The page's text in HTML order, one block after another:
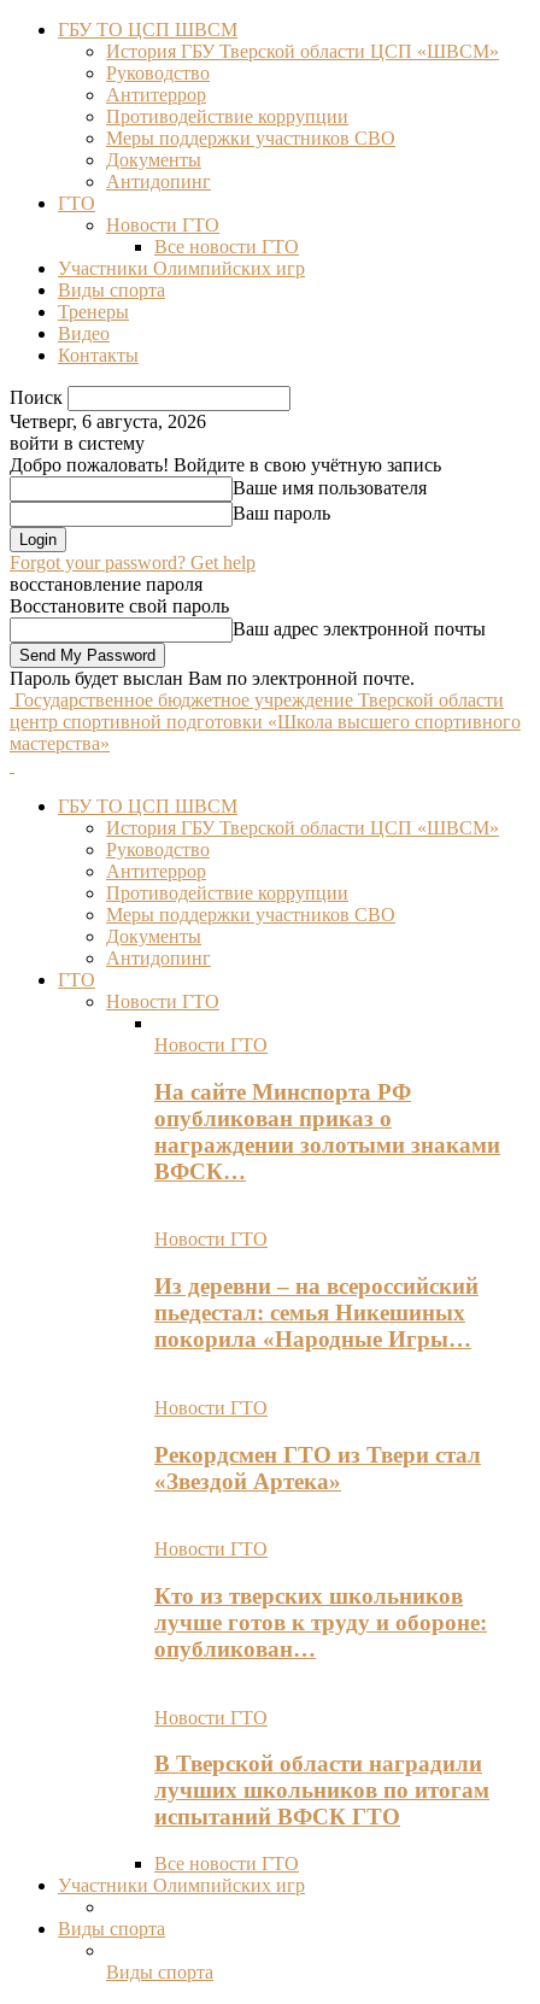
ГБУ ТО ЦСП ШВСМ
История ГБУ Тверской области ЦСП «ШВСМ»
Руководство
Антитеррор
Противодействие коррупции
Меры поддержки участников СВО
Документы
Антидопинг
ГТО
Новости ГТО
Все новости ГТО
Участники Олимпийских игр
Виды спорта
Тренеры
Видео
Контакты
Поиск
Четверг, 6 августа, 2026
войти в систему
Добро пожаловать! Войдите в свою учётную запись
Ваше имя пользователя
Ваш пароль
Forgot your password? Get help
восстановление пароля
Восстановите свой пароль
Ваш адрес электронной почты
Пароль будет выслан Вам по электронной почте.
Государственное бюджетное учреждение Тверской области
центр спортивной подготовки «Школа высшего спортивного
мастерства»
ГБУ ТО ЦСП ШВСМ
История ГБУ Тверской области ЦСП «ШВСМ»
Руководство
Антитеррор
Противодействие коррупции
Меры поддержки участников СВО
Документы
Антидопинг
ГТО
Новости ГТО
Новости ГТО
На сайте Минспорта РФ
опубликован приказ о
награждении золотыми знаками
ВФСК…
Новости ГТО
Из деревни – на всероссийский
пьедестал: семья Никешиных
покорила «Народные Игры…
Новости ГТО
Рекордсмен ГТО из Твери стал
«Звездой Артека»
Новости ГТО
Кто из тверских школьников
лучше готов к труду и обороне:
опубликован…
Новости ГТО
В Тверской области наградили
лучших школьников по итогам
испытаний ВФСК ГТО
Все новости ГТО
Участники Олимпийских игр
Виды спорта
Виды спорта